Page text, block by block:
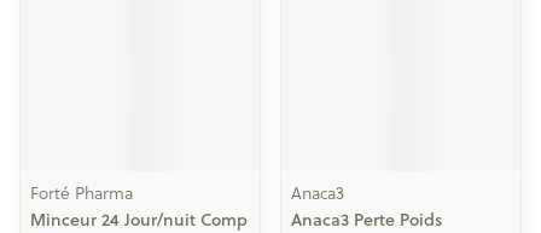
Forté Pharma
Minceur 24 Jour/nuit Comp
Anaca3
Anaca3 Perte Poids